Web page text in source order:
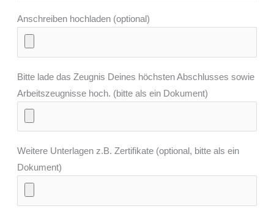
Anschreiben hochladen (optional)
Bitte lade das Zeugnis Deines höchsten Abschlusses sowie
Arbeitszeugnisse hoch. (bitte als ein Dokument)
Weitere Unterlagen z.B. Zertifikate (optional, bitte als ein
Dokument)